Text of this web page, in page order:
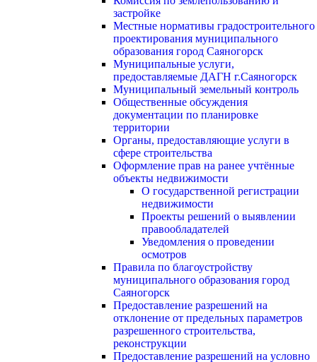
застройке
Местные нормативы градостроительного
проектирования муниципального
образования город Саяногорск
Муниципальные услуги,
предоставляемые ДАГН г.Саяногорск
Муниципальный земельный контроль
Общественные обсуждения
документации по планировке
территории
Органы, предоставляющие услуги в
сфере строительства
Оформление прав на ранее учтённые
объекты недвижимости
О государственной регистрации
недвижимости
Проекты решений о выявлении
правообладателей
Уведомления о проведении
осмотров
Правила по благоустройству
муниципального образования город
Саяногорск
Предоставление разрешений на
отклонение от предельных параметров
разрешенного строительства,
реконструкции
Предоставление разрешений на условно